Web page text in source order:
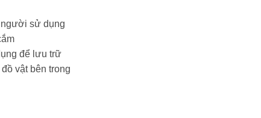
sử dụng
để lưu trữ
vật bên trong